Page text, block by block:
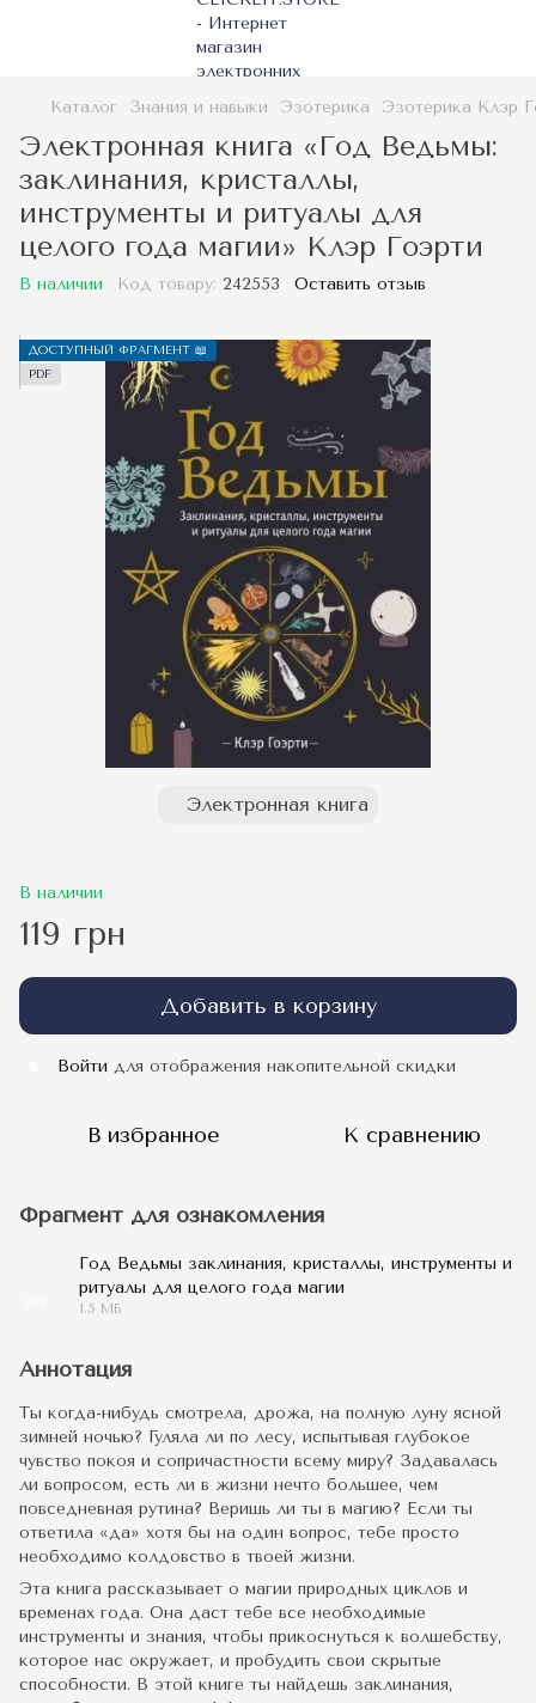
Каталог Знания и навыки Эзотерика Эзотерика Клэр
Электронная книга «Год Ведьмы:
заклинания, кристаллы,
инструменты и ритуалы для
целого года магии» Клэр Гоэрти
В наличии Код товару: 242553 Оставить отзыв
ДОСТУПНЫЙ ФРАГМЕНТ 📖
PDF
Электронная книга
В наличии
119 грн
Добавить в корзину
Войти для отображения накопительной скидки
В избранное К сравнению
Фрагмент для ознакомления
Год Ведьмы заклинания, кристаллы, инструменты и
ритуалы для целого года магии
1.5 МБ
Аннотация
Ты когда-нибудь смотрела, дрожа, на полную луну ясной
зимней ночью? Гуляла ли по лесу, испытывая глубокое
чувство покоя и сопричастности всему миру? Задавалась
ли вопросом, есть ли в жизни нечто большее, чем
повседневная рутина? Веришь ли ты в магию? Если ты
ответила «да» хотя бы на один вопрос, тебе просто
необходимо колдовство в твоей жизни.
Эта книга рассказывает о магии природных циклов и
временах года. Она даст тебе все необходимые
инструменты и знания, чтобы прикоснуться к волшебству,
которое нас окружает, и пробудить свои скрытые
способности. В этой книге ты найдешь заклинания,